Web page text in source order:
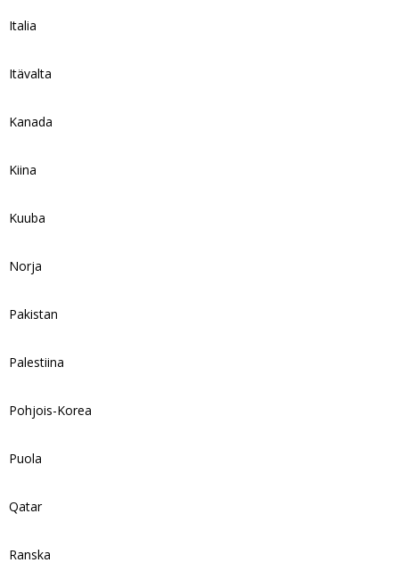
Italia
Itävalta
Kanada
Kiina
Kuuba
Norja
Pakistan
Palestiina
Pohjois-Korea
Puola
Qatar
Ranska